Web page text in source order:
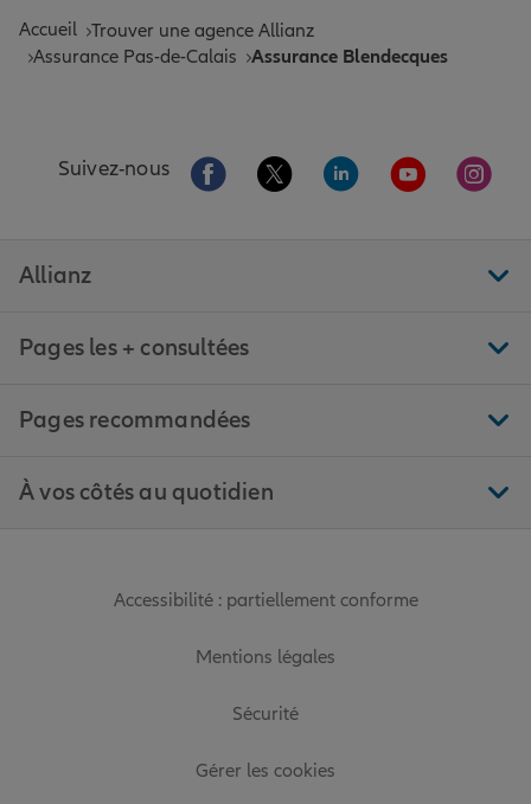
Accueil Trouver une agence Allianz
Assurance Pas-de-Calais
Assurance Blendecques
Suivez-nous Aller sur la page Facebook de Allianz
Aller sur la page Twitter de
Aller sur la page
Aller sur la
Aller
Allianz
Pages les + consultées
Pages recommandées
À vos côtés au quotidien
Accessibilité : partiellement conforme
Mentions légales
Sécurité
Gérer les cookies